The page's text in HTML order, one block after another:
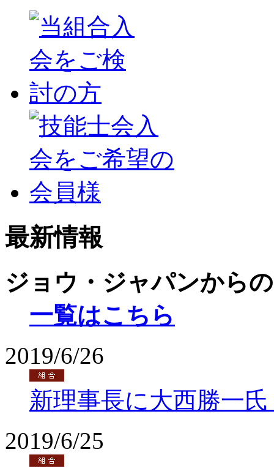
最新情報
ジョウ・ジャパンから
一覧はこちら
2019/6/26
新理事長に大西勝一
2019/6/25